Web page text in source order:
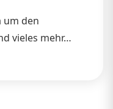
um den
vieles mehr…